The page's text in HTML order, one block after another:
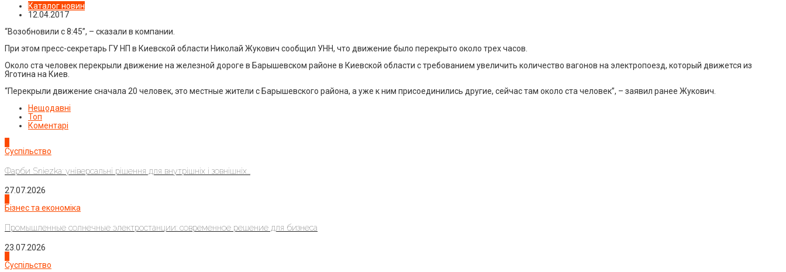
Каталог новин
12.04.2017
“Возобновили с 8:45”, – сказали в компании.
При этом пресс-секретарь ГУ НП в Киевской области Николай Жукович сообщил УНН, что движение было перекрыто около трех часов.
Около ста человек перекрыли движение на железной дороге в Барышевском районе в Киевской области с требованием увеличить количество вагонов на электропоезд, который движется из
Яготина на Киев.
“Перекрыли движение сначала 20 человек, это местные жители с Барышевского района, а уже к ним присоединились другие, сейчас там около ста человек”, – заявил ранее Жукович.
Нещодавні
Топ
Коментарі
Суспільство
Фарби Sniezka: універсальні рішення для внутрішніх і зовнішніх...
27.07.2026
Бізнес та економіка
Промышленные солнечные электростанции: современное решение для бизнеса
23.07.2026
Суспільство